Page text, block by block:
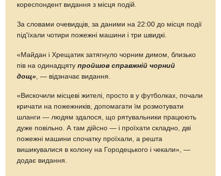
кореспондент видання з місця подій.
За словами очевидців, за даними на 22:00 до місця події
під'їхали чотири пожежні машини і три швидкі.
«Майдан і Хрещатик затягнуло чорним димом, близько
пів на одинадцятупройшов справжній чорний
дощ» , — відзначає видання.
«Вискочили місцеві жителі, просто в у футболках, почали
кричати на пожежників, допомагати їм розмотувати
шланги — людям здалося, що рятувальники працюють
дуже повільно. А там дійсно — і проїхати складно, дві
пожежні машини спочатку проїхали, а решта
вишикувалися в колону на Городецького і чекали», —
додає видання.